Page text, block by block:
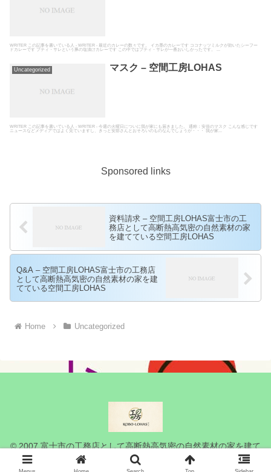
WRITER この記事を書いている人 - WRITER - 最近のカレーの数々です。 イカ墨のカレーです ココナッツミルクが効いたシーフー
ドカレーです プティ・サレという豚の塩漬けカレーです この中ではプティ・サレが一番おいしかったです。 ...
Uncategorized マスク – 空間工房LOHAS
WRITER この記事を書いている人 - WRITER - 今週の火曜日についに我が家にも届きました。 通称：安倍のマスク こんな感じです
ニュースなどメディアではよく見ていますし、きっと安部さんとおそろいのものなんでしょうが・・・ 我が家...
Sponsored links
資料請求 – 空間工房LOHAS富士市の工
務店として高断熱高気密の自然素材の家
を建てている空間工房LOHAS
Q&A – 空間工房LOHAS富士市の工務店
として高断熱高気密の自然素材の家を建
てている空間工房LOHAS
Home Uncategorized
© 2007 富士市の工務店として高断熱高気密の自然素材の家を建て
ている空間工房LOHAS.